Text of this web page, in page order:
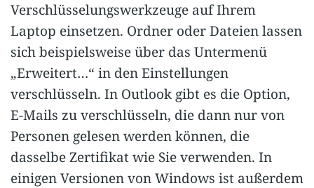
Verschlüsselungswerkzeuge auf Ihrem
Laptop einsetzen. Ordner oder Dateien lassen
sich beispielsweise über das Untermenü
„Erweitert…“ in den Einstellungen
verschlüsseln. In Outlook gibt es die Option,
E-Mails zu verschlüsseln, die dann nur von
Personen gelesen werden können, die
dasselbe Zertifikat wie Sie verwenden. In
einigen Versionen von Windows ist außerdem